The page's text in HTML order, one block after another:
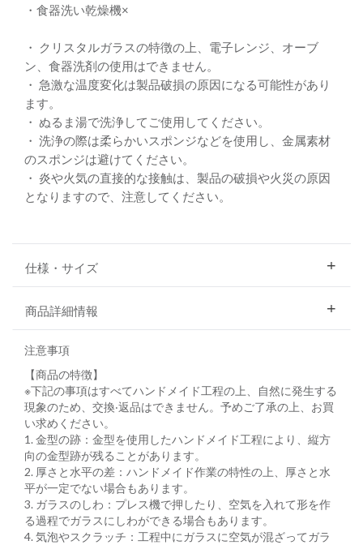
・食器洗い乾燥機×
・ クリスタルガラスの特徴の上、電子レンジ、オーブ
ン、食器洗剤の使用はできません。
・ 急激な温度変化は製品破損の原因になる可能性があり
ます。
・ ぬるま湯で洗浄してご使用してください。
・ 洗浄の際は柔らかいスポンジなどを使用し、金属素材
のスポンジは避けてください。
・ 炎や火気の直接的な接触は、製品の破損や火災の原因
となりますので、注意してください。
仕様・サイズ
商品詳細情報
注意事項
【商品の特徴】
※下記の事項はすべてハンドメイド⼯程の上、⾃然に発⽣する
現象のため、交換‧返品はできません。予めご了承の上、お買
い求めください。
1. ⾦型の跡：⾦型を使⽤したハンドメイド⼯程により、縦⽅
向の⾦型跡が残ることがあります。
2. 厚さと⽔平の差：ハンドメイド作業の特性の上、厚さと⽔
平が⼀定でない場合もあります。
3. ガラスのしわ：プレス機で押したり、空気を⼊れて形を作
る過程でガラスにしわができる場合もあります。
4. 気泡やスクラッチ：⼯程中にガラスに空気が混ざってガラ